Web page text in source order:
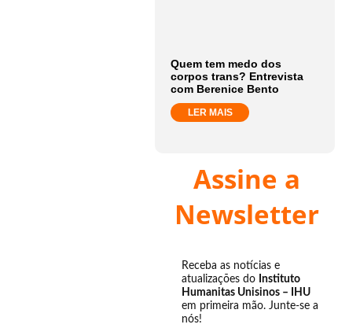
Quem tem medo dos
corpos trans? Entrevista
com Berenice Bento
LER MAIS
Assine a
Newsletter
Receba as notícias e
atualizações do Instituto
Humanitas Unisinos – IHU
em primeira mão. Junte-se a
nós!